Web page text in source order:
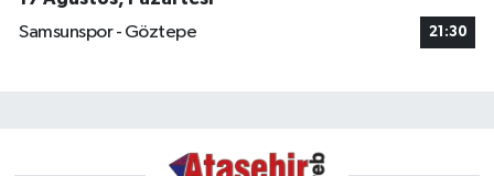
Samsunspor - Göztepe
21:30